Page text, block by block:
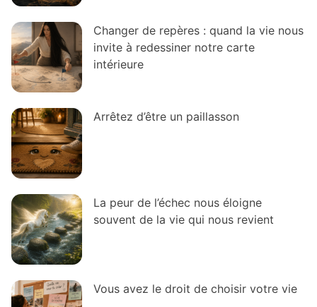
Changer de repères : quand la vie nous
invite à redessiner notre carte
intérieure
Arrêtez d’être un paillasson
La peur de l’échec nous éloigne
souvent de la vie qui nous revient
Vous avez le droit de choisir votre vie